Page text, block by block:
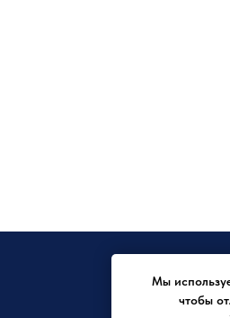
Заявка на
Мы
чтобы